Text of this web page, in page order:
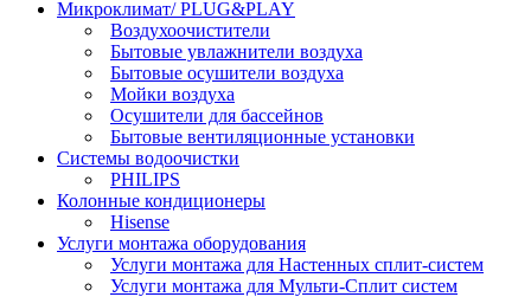
Микроклимат/ PLUG&PLAY
Воздухоочистители
Бытовые увлажнители воздуха
Бытовые осушители воздуха
Мойки воздуха
Осушители для бассейнов
Бытовые вентиляционные установки
Системы водоочистки
PHILIPS
Колонные кондиционеры
Hisense
Услуги монтажа оборудования
Услуги монтажа для Настенных сплит-систем
Услуги монтажа для Мульти-Сплит систем